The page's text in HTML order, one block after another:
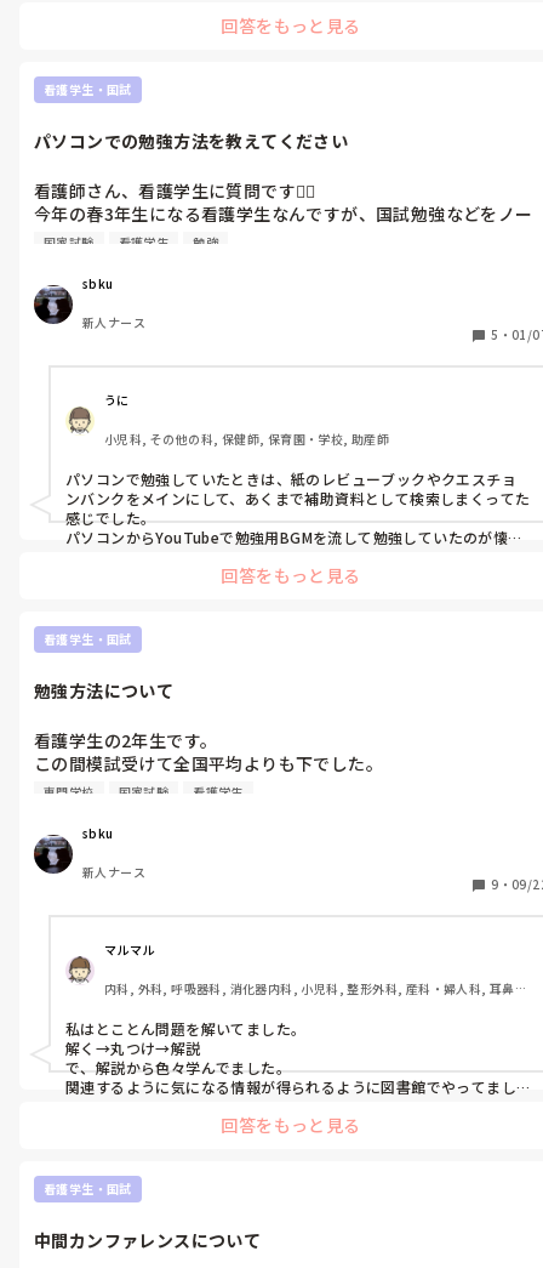
ぜひ楽しんでいただけらと思います。
回答をもっと見る
看護学生・国試
パソコンでの勉強方法を教えてください
看護師さん、看護学生に質問です🙇‍♂️
今年の春3年生になる看護学生なんですが、国試勉強などをノー
トパソコンでしたいと考えています。パソコンで勉強してる方、
よろしくお願いします。
国家試験 看護学生 勉強
sbku
新人ナース
5 ・ 01/
うに
小児科, その他の科, 保健師, 保育園・学校, 助産師
パソコンで勉強していたときは、紙のレビューブックやクエスチョ
ンバンクをメインにして、あくまで補助資料として検索しまくってた
感じでした。
パソコンからYouTubeで勉強用BGMを流して勉強していたのが懐か
あとはYouTubeでも国試の対策動画があるので見てみてください
今から買うならノートパソコンより、タブレットの方が直接手書き
ができてやりやすいように思います！タブレットでもキーボードを
利です。
回答をもっと見る
看護学生・国試
勉強方法について
看護学生の2年生です。
この間模試受けて全国平均よりも下でした。
色々な勉強法動画で見るんですけど、しっくりくる勉強法がなく
今は間違えた問題の分からなかった言葉、間違って覚えたことを
ルーズリーフに書き出す方法をしていますが、正直無駄なのかな
って思っちゃってます、、
教えてください🙇‍♂️
専門学校 国家試験 看護学生
sbku
新人ナース
9 ・ 09/
マルマル
内科, 外科, 呼吸器科, 消化器内科, 小児科, 整形外科, 産科・婦人科, 耳鼻咽
HCU, プリセプター, 病棟, リーダー, 神経内科, 脳神経外科, GCU, 消化器
外科, 一般病院, 大学病院, 慢性期, 終末期, オペ室
私はとことん問題を解いてました。
解く→丸つけ→解説
で、解説から色々学んでました。
関連するように気になる情報が得られるように図書館でやってまし
あとインプットだけでなく、アウトプットを大事にしてました。
人に伝えることができる＝理解していると現在地の把握に役立ちま
回答をもっと見る
看護学生・国試
中間カンファレンスについて